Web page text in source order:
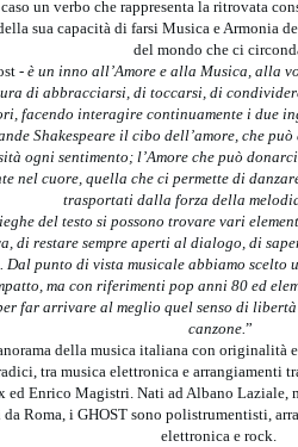
un verbo che rappresenta la ritrovata
sua capacità di farsi Musica e Armonia
del mondo che ci
- è un inno all’Amore e alla Musica, alla
di abbracciarsi, di toccarsi, di
facendo interagire continuamente i due
Shakespeare il cibo dell’amore, che
ogni sentimento; l’Amore che può
nel cuore, quella che ci permette di
trasportati dalla forza della
del testo si possono trovare vari
di restare sempre aperti al dialogo, di
Dal punto di vista musicale abbiamo
ma con riferimenti pop anni 80 ed
far arrivare al meglio quel senso di
canzone.”
della musica italiana con originalità
tra musica elettronica e
Enrico Magistri. Nati ad Albano Laziale,
Roma, i GHOST sono polistrumentisti,
elettronica e rock.